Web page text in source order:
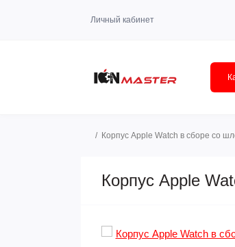
Личный кабинет
Корпус Apple Watch в сборе со
Корпус Apple